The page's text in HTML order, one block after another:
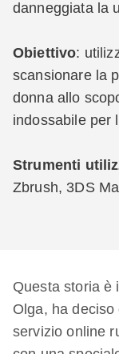
danneggiata la
Obiettivo:
scansionare la
donna allo
indossabile per
Strumenti
Zbrush, 3DS
Questa storia è
Olga, ha
servizio online